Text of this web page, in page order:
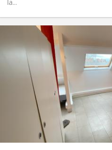
la...
12 mois, 11 mois, 10